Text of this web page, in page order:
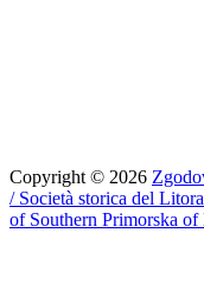
Copyright © 2026
/ Società storica del
of Southern Primorska of